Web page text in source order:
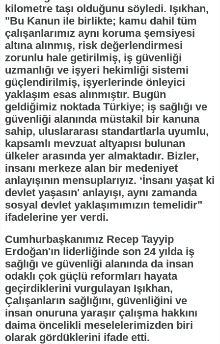
kilometre taşı olduğunu söyledi. Işıkhan,
"Bu Kanun ile birlikte; kamu dahil tüm
çalışanlarımız aynı koruma şemsiyesi
altına alınmış, risk değerlendirmesi
zorunlu hale getirilmiş, iş güvenliği
uzmanlığı ve işyeri hekimliği sistemi
güçlendirilmiş, işyerlerinde önleyici
yaklaşım esas alınmıştır. Bugün
geldiğimiz noktada Türkiye; iş sağlığı ve
güvenliği alanında müstakil bir kanuna
sahip, uluslararası standartlarla uyumlu,
kapsamlı mevzuat altyapısı bulunan
ülkeler arasında yer almaktadır. Bizler,
insanı merkeze alan bir medeniyet
anlayışının mensuplarıyız. ‘İnsanı yaşat ki
devlet yaşasın' anlayışı, aynı zamanda
sosyal devlet yaklaşımımızın temelidir"
ifadelerine yer verdi.
Cumhurbaşkanımız Recep Tayyip
Erdoğan'ın liderliğinde son 24 yılda iş
sağlığı ve güvenliği alanında da insan
odaklı çok güçlü reformları hayata
geçirdiklerini vurgulayan Işıkhan,
Çalışanların sağlığını, güvenliğini ve
insan onuruna yaraşır çalışma hakkını
daima öncelikli meselelerimizden biri
olarak gördüklerini ifade etti.